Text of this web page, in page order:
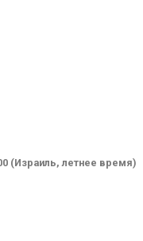
(Израиль, летнее время)